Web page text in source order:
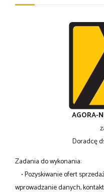
AGORA-
Doradcę
Zadania do wykonania:
• Pozyskiwanie ofert
wprowadzanie danych,